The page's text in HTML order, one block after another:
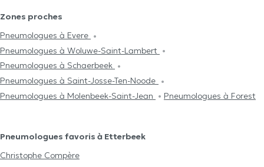
Zones proches
Pneumologues à Evere
Pneumologues à Woluwe-Saint-Lambert
Pneumologues à Schaerbeek
Pneumologues à Saint-Josse-Ten-Noode
Pneumologues à Molenbeek-Saint-Jean
Pneumologues à Forest
Pneumologues favoris à Etterbeek
Christophe Compère